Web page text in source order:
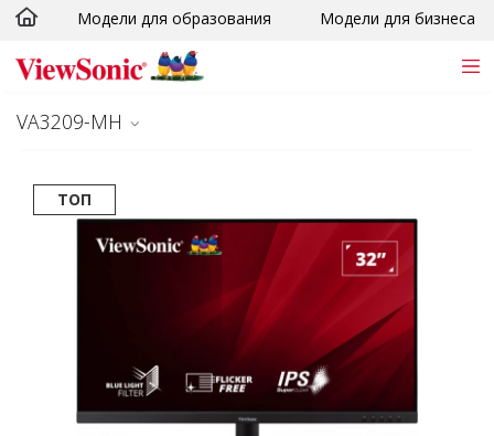
Skip to main content
Модели для образования Модели для бизнеса
VA3209-MH
ТОП